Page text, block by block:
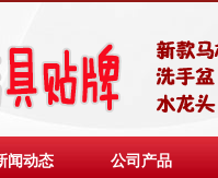
闻动态 公司产品